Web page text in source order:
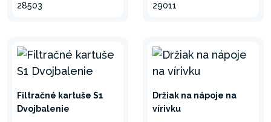
28503
29011
Filtračné kartuše S1
Dvojbalenie
Držiak na nápoje na
vírivku